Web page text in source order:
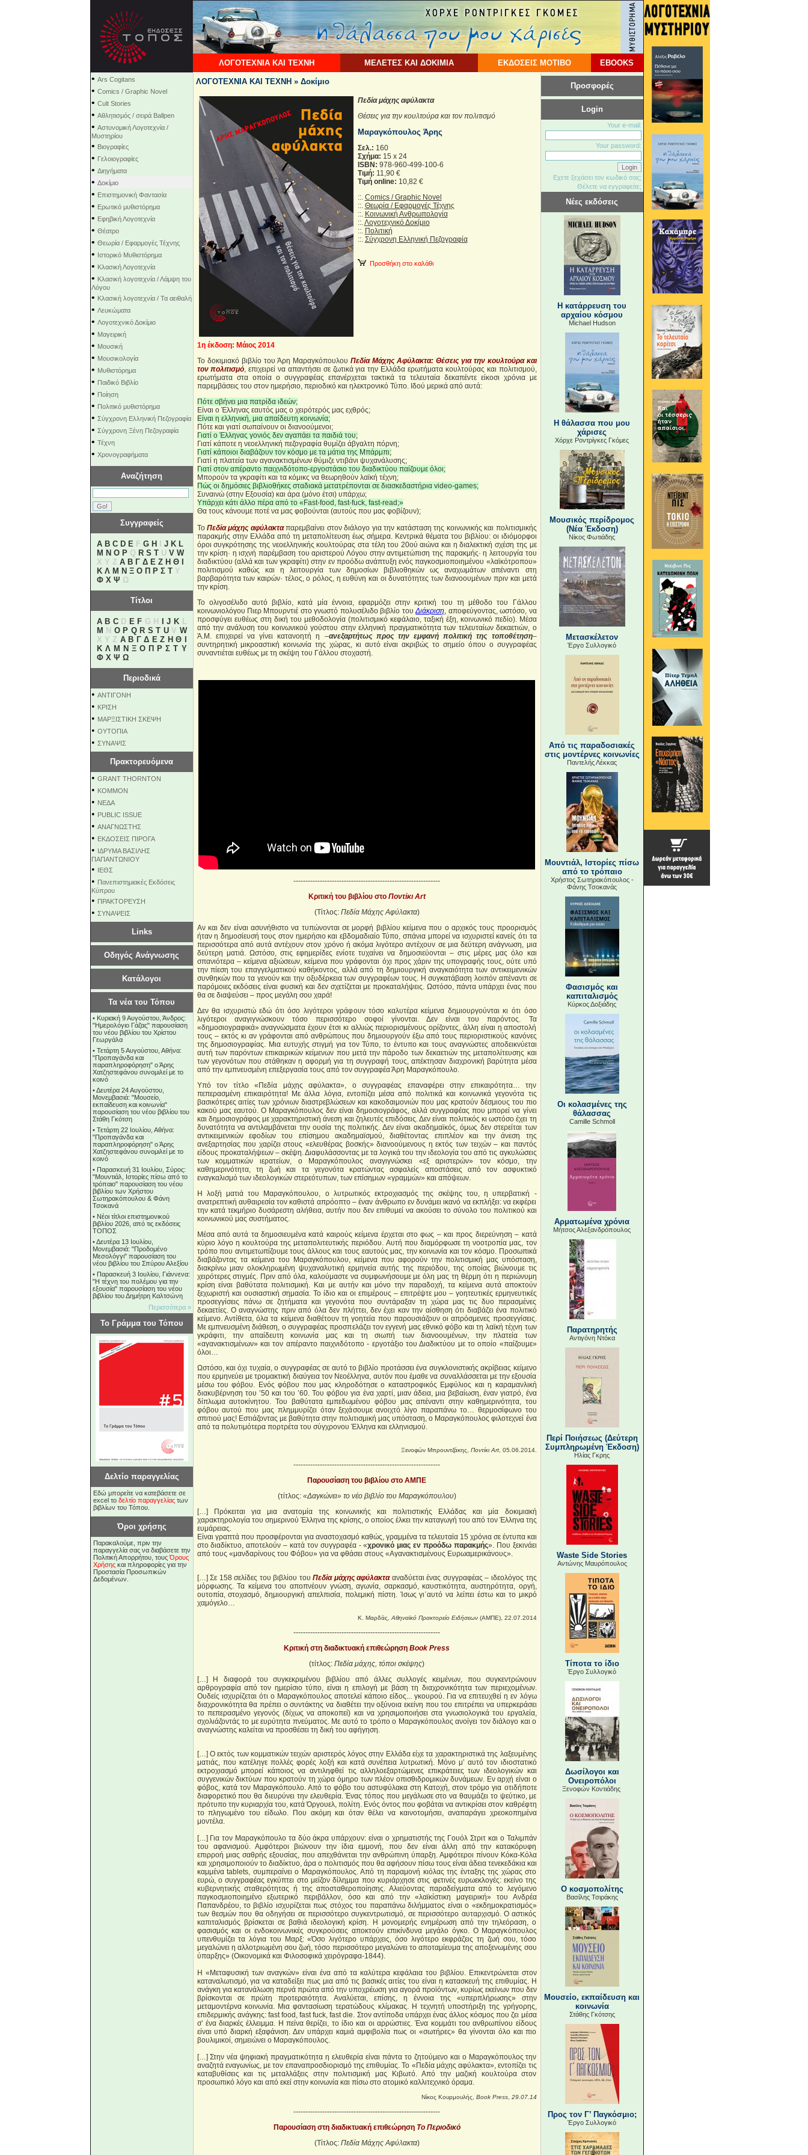
ΛΟΓΟΤΕΧΝΙΑ ΚΑΙ ΤΕΧΝΗ ΜΕΛΕΤΕΣ ΚΑΙ ΔΟΚΙΜΙΑ ΕΚΔΟΣΕΙΣ ΜΟΤΙΒΟ EBOOKS
• Ars Cogitans
• Comics / Graphic Novel
• Cult Stories
• Αθλητισμός / σειρά Ballpen
• Αστυνομική Λογοτεχνία /
Μυστηρίου
• Βιογραφίες
• Γελοιογραφίες
• Διηγήματα
• Δοκίμιο
• Επιστημονική Φαντασία
• Ερωτικό μυθιστόρημα
• Εφηβική Λογοτεχνία
• Θέατρο
• Θεωρία / Εφαρμογές Τέχνης
• Ιστορικό Μυθιστόρημα
• Κλασική Λογοτεχνία
• Κλασική λογοτεχνία / Λάμψη του
Λόγου
• Κλασική λογοτεχνία / Τα αειθαλή
• Λευκώματα
• Λογοτεχνικό Δοκίμιο
• Μαγειρική
• Μουσική
• Μουσικολογία
• Μυθιστόρημα
• Παιδικό Βιβλίο
• Ποίηση
• Πολιτικό μυθιστόρημα
• Σύγχρονη Ελληνική Πεζογραφία
• Σύγχρονη Ξένη Πεζογραφία
• Τέχνη
• Χρονογραφήματα
Αναζήτηση
Συγγραφείς
A B C D EF G H J K L
M N O PQ R S TU V W
X Y Z Α Β Γ Δ Ε Ζ Η Θ
Κ Λ Μ Ν Ξ Ο Π Ρ Σ ΤΥ
Φ Χ Ψ Ω
Τίτλοι
A B CD E F G H J KL
M N O P Q R S T UV W
X Y Z Α Β Γ Δ Ε Ζ Η Θ
Κ Λ Μ Ν Ξ Ο Π Ρ Σ Τ Υ
Φ Χ Ψ Ω
Περιοδικά
• ΑΝΤΙΓΟΝΗ
• ΚΡΙΣΗ
• ΜΑΡΞΙΣΤΙΚΗ ΣΚΕΨΗ
• ΟΥΤΟΠΙΑ
• ΣΥΝΑΨΙΣ
Πρακτορευόμενα
• GRANT THORNTON
• KOMMON
• NEΔΑ
• PUBLIC ISSUE
• ΑΝΑΓΝΩΣΤΗΣ
• ΕΚΔΟΣΕΙΣ ΠΙΡΟΓΑ
• ΙΔΡΥΜΑ ΒΑΣΙΛΗΣ
ΠΑΠΑΝΤΩΝΙΟΥ
• ΙΕΘΣ
• Πανεπιστημιακές Εκδόσεις
Κύπρου
• ΠΡΑΚΤΟΡΕΥΣΗ
• ΣΥΝΑΨΕΙΣ
Links
Οδηγός Ανάγνωσης
Κατάλογοι
Τα νέα του Τόπου
• Κυριακή 9 Αυγούστου, Άνδρος:
"Ημερολόγιο Γάζας" παρουσίαση
του νέου βιβλίου του Χρίστου
Γεωργάλα
• Τετάρτη 5 Αυγούστου, Αθήνα:
"Προπαγάνδα και
παραπληροφόρηση" ο Άρης
Χατζηστεφάνου συνομιλεί με το
κοινό
•Δευτέρα 24 Αυγούστου,
Μονεμβασιά: "Μουσείο,
εκπαίδευση και κοινωνία"
παρουσίαση του νέου βιβλίου του
Στάθη Γκότση
• Τετάρτη 22 Ιουλίου, Αθήνα:
"Προπαγάνδα και
παραπληροφόρηση" ο Άρης
Χατζηστεφάνου συνομιλεί με το
κοινό
• Παρασκευή 31 Ιουλίου, Σύρος:
"Μουντιάλ, Ιστορίες πίσω από το
τρόπαιο" παρουσίαση του νέου
βιβλίου των Χρήστου
Σωτηρακόπουλου & Φάνη
Τσοκανά
• Νέοι τίτλοι επιστημονικού
βιβλίου 2026, από τις εκδόσεις
ΤΟΠΟΣ
•Δευτέρα 13 Ιουλίου,
Μονεμβασιά: "Προδομένο
Μεσολόγγι" παρουσίαση του
νέου βιβλίου του Σπύρου Αλεξίου
• Παρασκευή 3 Ιουλίου, Γιάννενα:
"Η τέχνη του πολέμου για την
εξουσία" παρουσίαση του νέου
βιβλίου του Δημήτρη Καλτσώνη
Περισσότερα »
Το Γράμμα του Τόπου
Δελτίο παραγγελίας
Εδώ μπορείτε να κατεβάσετε σε
excel το δελτίο παραγγελίαςτων
βιβλίων του Τόπου.
Όροι χρήσης
Παρακαλούμε, πριν την
παραγγελία σας να διαβάσετε την
Πολιτική Απορρήτου, τουςΌρους
Χρήσηςκαι πληροφορίες για την
Προστασία Προσωπικών
Δεδομένων.
ΛΟΓΟΤΕΧΝΙΑ ΚΑΙ ΤΕΧΝΗ » Δοκίμιο
Πεδία μάχης αφύλακτα
Θέσεις για την κουλτούρα και τον πολιτισμό
Μαραγκόπουλος Άρης
Σελ.: 160
Σχήμα: 15 x 24
ISBN: 978-960-499-100-6
Τιμή: 11,90 €
Τιμή online: 10,82 €
::. Comics / Graphic Novel
::. Θεωρία / Εφαρμογές Τέχνης
::. Κοινωνική Ανθρωπολογία
::.Λογοτεχνικό Δοκίμιο
::. Πολιτική
::. Σύγχρονη Ελληνική Πεζογραφία
Προσθήκη στο καλάθι
1η έκδοση: Μάιος 2014
Το δοκιμιακό βιβλίο του Άρη Μαραγκόπουλου Πεδία Μάχης Αφύλακτα: Θέσεις για την κουλτούρα και
τον πολιτισμό, επιχειρεί να απαντήσει σε ζωτικά για την Ελλάδα ερωτήματα κουλτούρας και πολιτισμού,
ερωτήματα στα οποία ο συγγραφέας επανέρχεται τακτικά τα τελευταία δεκαπέντε είκοσι χρόνια με
παρεμβάσεις του στον ημερήσιο, περιοδικό και ηλεκτρονικό Τύπο. Ιδού μερικά από αυτά:
Πότε σβήνει μια πατρίδα ιδεών;
Είναι ο Έλληνας εαυτός μας ο χειρότερός μας εχθρός;
Eίναι η ελληνική, μια απαίδευτη κοινωνία;
Πότε και γιατί σωπαίνουν οι διανοούμενοι;
Γιατί ο Έλληνας γονιός δεν αγαπάει τα παιδιά του;
Γιατί κάποτε η νεοελληνική πεζογραφία θυμίζει άβγαλτη πόρνη;
Γιατί κάποιοι διαβάζουν τον κόσμο με τα μάτια της Μπάρμπι;
Γιατί η πλατεία των αγανακτισμένων θύμιζε ντιβάνι ψυχανάλυσης;
Γιατί στον απέραντο παιχνιδότοπο-εργοστάσιο του διαδικτύου παίζουμε όλοι;
Μπορούν τα γκραφίτι και τα κόμικς να θεωρηθούν λαϊκή τέχνη;
Πώς οι δημόσιες βιβλιοθήκες σταδιακά μετατρέπονται σε διασκεδαστήρια video-games;
Συναινώ (στην Εξουσία) και άρα (μόνο έτσι) υπάρχω;
Υπάρχει κάτι άλλο πέρα από το «Fast-food, fast-fuck, fast-read;»
Θα τους κάνουμε ποτέ να μας φοβούνται (αυτούς που μας φοβίζουν);
Το Πεδία μάχης αφύλακταπαρεμβαίνει στον διάλογο για την κατάσταση της κοινωνικής και πολιτισμικής
παρακμής στην Ελλάδα από τη μεταπολίτευση έως σήμερα. Κεντρικά θέματα του βιβλίου: οι ιδιόμορφοι
όροι συγκρότησης της νεοελληνικής κουλτούρας στα τέλη του 20ού αιώνα και η διαλεκτική σχέση της με
την κρίση· η ισχνή παρέμβαση του αριστερού Λόγου στην αντιμετώπιση της παρακμής· η λειτουργία του
διαδικτύου (αλλά και των γκραφίτι) στην εν προόδω ανάπτυξη ενός παγκοσμιοποιημένου «λαϊκότροπου»
πολιτισμού καθώς και η λειτουργία των δημοσίων βιβλιοθηκών ως αναχωμάτων απέναντι στη
βαρβαρότητα των καιρών· τέλος, ο ρόλος, η ευθύνη και οι δυνατότητες των διανοουμένων πριν και μετά
την κρίση.
Το ολιγοσέλιδο αυτό βιβλίο, κατά μία έννοια, εφαρμόζει στην κριτική του τη μέθοδο του Γάλλου
κοινωνιολόγου Πιερ Μπουρντιέ στο γνωστό πολυσέλιδο βιβλίο τουΔιάκριση, αποφεύγοντας, ωστόσο, να
προσφύγει ευθέως στη δική του μεθοδολογία (πολιτισμικό κεφάλαιο, ταξική έξη, κοινωνικό πεδίο). Μέσα
από την ανάλυση του κοινωνικού γούστου στην ελληνική πραγματικότητα των τελευταίων δεκαετιών, ο
Ά.Μ. επιχειρεί να γίνει κατανοητή η –ανεξαρτήτως προς την εμφανή πολιτική της τοποθέτηση–
συντηρητική μικροαστική κοινωνία της χώρας, κι αυτό είναι ακριβώς το σημείο όπου ο συγγραφέας
συναντιέται ευθέως με τη σκέψη του Γάλλου στοχαστή.
-------------------------------------------------------------
Κριτική του βιβλίου στο Ποντίκι Art
(Τίτλος: Πεδία Μάχης Αφύλακτα)
Αν και δεν είναι ασυνήθιστο να τυπώνονται σε μορφή βιβλίου κείμενα που ο αρχικός τους προορισμός
ήταν η δημοσίευσή τους στον ημερήσιο και εβδομαδιαίο Τύπο, σπάνια μπορεί να ισχυριστεί κανείς ότι τα
περισσότερα από αυτά αντέχουν στον χρόνο ή ακόμα λιγότερο αντέχουν σε μια δεύτερη ανάγνωση, μια
δεύτερη ματιά. Ωστόσο, στις εφημερίδες ενίοτε τυχαίνει να δημοσιεύονται – στις μέρες μας όλο και
σπανιότερα – κείμενα αξιώσεων, κείμενα που γράφονται όχι προς χάριν της υπογραφής τους, ούτε υπό
την πίεση του επαγγελματικού καθήκοντος, αλλά από τη δημιουργική αναγκαιότητα των αντικειμενικών
συνθηκών που τα γενούν και την οξυδέρκεια των συγγραφέων τους. Η συγκατάβαση λοιπόν απέναντι σε
παρόμοιες εκδόσεις είναι φυσική και δεν σχετίζεται με προκαταλήψεις. Ωστόσο, πάντα υπάρχει ένας που
θα σε διαψεύσει – προς μεγάλη σου χαρά!
Δεν θα ισχυριστώ εδώ ότι όσο λιγότεροι γράφουν τόσο καλυτέρα κείμενα δημιουργούνται κι ότι όσο
λιγότεροι αναγιγνώσκουν τόσο περισσότερο σοφοί γίνονται. Δεν είναι του παρόντος. Τα
«δημοσιογραφικά» αναγνώσματα έχουν έτσι κι αλλιώς περιορισμένους ορίζοντες, άλλη είναι η αποστολή
τους – εκτός κι αν γράφονται από ανθρώπους που δημιουργούν έξω από τους περιοριστικούς κανόνες
της δημοσιογραφίας. Μια ευτυχής στιγμή για τον Τύπο, το έντυπο και τους αναγνώστες αποδεικνύεται
αυτή των παρόντων επικαιρικών κείμενων που μετά την πάροδο των δεκαετιών της μεταπολίτευσης και
των γεγονότων που στάθηκαν η αφορμή για τη συγγραφή τους, απέκτησαν διαχρονική βαρύτητα μέσα
από την εμπνευσμένη επεξεργασία τους από τον συγγραφέα Άρη Μαραγκόπουλο.
Υπό τον τίτλο «Πεδία μάχης αφύλακτα», ο συγγραφέας επαναφέρει στην επικαιρότητα… την
πεπερασμένη επικαιρότητα! Με άλλα λόγια, εντοπίζει μέσα από πολιτικά και κοινωνικά γεγονότα τις
βασικότερες αιτίες των χρόνιων διαστρεβλώσεων και κακοδαιμονιών που μας κρατούν δέσμιους του πιο
κακού μας εαυτού. Ο Μαραγκόπουλος δεν είναι δημοσιογράφος, αλλά συγγραφέας που μπορεί να γίνει
και δημοσιογράφος με χαρακτηριστική άνεση και ζηλευτές επιδόσεις. Δεν είναι πολιτικός κι ωστόσο έχει τη
δυνατότητα να αντιλαμβάνεται την ουσία της πολιτικής. Δεν είναι ακαδημαϊκός, όμως δεν στερείται των
αντικειμενικών εφοδίων του επίσημου ακαδημαϊσμού, διαθέτοντας επιπλέον και την άνεση της
ανεξαρτησίας που χαρίζει στους «ελευθέρας βοσκής» διανοούμενους η εκτός των τειχών – και παντός
είδους προκαταλήψεων – σκέψη. Διαφυλάσσοντας με τα λογικά του την ιδεολογία του από τις αγκυλώσεις
των κομματικών ιερατείων, ο Μαραγκόπουλος αναγιγνώσκει «εξ αριστερών» τον κόσμο, την
καθημερινότητα, τη ζωή και τα γεγονότα κρατώντας ασφαλείς αποστάσεις από τον ασφυκτικό
εναγκαλισμό των ιδεολογικών στερεότυπων, των επίσημων «γραμμών» και απόψεων.
Η λοξή ματιά του Μαραγκόπουλου, ο λυτρωτικός εκτροχιασμός της σκέψης του, η υπερβατική -
ανατρεπτική αυθαιρεσία τον καθιστά απρόοπτο – έναν άνθρωπο εν δυνάμει ικανό να εκπλήξει: να εκφέρει
την κατά τεκμήριο δυσάρεστη αλήθεια, αυτήν που δεν επιθυμεί να ακούσει το σύνολο του πολιτικού και
κοινωνικού μας συστήματος.
Μέσα από αυτά τα δημοσιευμένα κατά καιρούς κείμενα έρχεται στο φως – και προς διερεύνηση – κατά
κύριο λόγο η κουλτούρα της μεταπολιτευτικής περιόδου. Αυτή που διαμόρφωσε τη νοοτροπία μας, τον
τρόπο που αντιμετωπίζουμε τους άλλους και τους εαυτούς μας, την κοινωνία και τον κόσμο. Προσωπικά
διαβάζοντας τα κείμενα του Μαραγκόπουλου, κείμενα που αφορούν την πολιτισμική μας υπόσταση,
διακρίνω μιαν ολοκληρωμένη ψυχαναλυτική ερμηνεία αυτής της περιόδου, της οποίας βιώνουμε τις
χειρότερες στιγμές. Πριν από όλα, καλούμαστε να συμφωνήσουμε με όλη μας τη θέρμη ότι η περιώνυμη
κρίση είναι βαθύτατα πολιτισμική. Και με αυτήν και μόνο την παραδοχή, τα κείμενα αυτά αποκτούν
ξεχωριστή και ουσιαστική σημασία. Το ίδιο και οι επιμέρους – επιτρέψτε μου – γοητευτικές ερμηνευτικές
προσεγγίσεις πάνω σε ζητήματα και γεγονότα που συντάραξαν τη χώρα μας τις δυο περασμένες
δεκαετίες. Ο αναγνώστης πριν από όλα δεν πλήττει, δεν έχει καν την αίσθηση ότι διαβάζει ένα πολιτικό
κείμενο. Αντίθετα, όλα τα κείμενα διαθέτουν τη γοητεία που παρουσιάζουν οι απρόσμενες προσεγγίσεις.
Με εμπνευσμένη διάθεση, ο συγγραφέας προσπελάζει τον εγγενή μας εθνικό φόβο και τη λαϊκή τέχνη των
γκράφιτι, την απαίδευτη κοινωνία μας και τη σιωπή των διανοουμένων, την πλατεία των
«αγανακτισμένων» και τον απέραντο παιχνιδότοπο - εργοτάξιο του Διαδικτύου με το οποίο «παίζουμε»
όλοι…
Ωστόσο, και όχι τυχαία, ο συγγραφέας σε αυτό το βιβλίο προτάσσει ένα συγκλονιστικής ακρίβειας κείμενο
που ερμηνεύει με τρομακτική διαύγεια τον Νεοέλληνα, αυτόν που έμαθε να συναλλάσσεται με την εξουσία
μέσω του φόβου. Ενός φόβου που μας κληροδότησε ο καταστροφικός Εμφύλιος και η καραμανλική
διακυβέρνηση του ’50 και του ’60. Του φόβου για ένα χαρτί, μιαν άδεια, μια βεβαίωση, έναν γιατρό, ένα
δίπλωμα αυτοκίνητου. Του βαθύτατα εμπεδωμένου φόβου μας απέναντι στην καθημερινότητα, του
φόβου αυτού που μας πλημμυρίζει όταν ξεχάσουμε ανοιχτό λίγο παραπάνω το… θερμοσίφωνο του
σπιτιού μας! Εστιάζοντας με βαθύτητα στην πολιτισμική μας υπόσταση, ο Μαραγκόπουλος φιλοτεχνεί ένα
από τα πολυτιμότερα πορτρέτα του σύγχρονου Έλληνα και ελληνισμού.
Ξενοφών Μπρουντζάκης, Ποντίκι Art, 05.06.2014.
-------------------------------------------------------------
Παρουσίαση του βιβλίου στο ΑΜΠΕ
(τίτλος: «Δαγκώνει» το νέο βιβλίο του Μαραγκόπουλου)
[…] Πρόκειται για μια ανατομία της κοινωνικής και πολιτιστικής Ελλάδας και μία δοκιμιακή
χαρακτηρολογία του σημερινού Έλληνα της κρίσης, ο οποίος έλκει την καταγωγή του από τον Έλληνα της
ευμάρειας.
Είναι γραπτά που προσφέρονται για αναστοχασμό καθώς, γραμμένα τα τελευταία 15 χρόνια σε έντυπα και
στο διαδίκτυο, αποτελούν – κατά τον συγγραφέα - «χρονικό μιας εν προόδω παρακμής». Που ξεκινάει
από τους «μανδαρίνους του Φόβου» για να φθάσει στους «Αγανακτισμένους Ευρωαμερικάνους».
[…] Σε 158 σελίδες του βιβλίου τουΠεδία μάχης αφύλακτααναδύεται ένας συγγραφέας – ιδεολόγος της
μόρφωσης. Τα κείμενα του αποπνέουν γνώση, αγωνία, σαρκασμό, καυστικότητα, αυστηρότητα, οργή,
ουτοπία, στοχασμό, δημιουργική απελπισία, πολεμική πίστη. Ίσως γι΄αυτό να λείπει έστω και το μικρό
χαμόγελο…
Κ. Μαρδάς, Αθηναϊκό Πρακτορείο Ειδήσεων (ΑΜΠΕ), 22.07.2014
-------------------------------------------------------------
Κριτική στη διαδικτυακή επιθεώρηση Book Press
(τίτλος: Πεδία μάχης, τόποι σκέψης)
[…] Η διαφορά του συγκεκριμένου βιβλίου από άλλες συλλογές κειμένων, που συγκεντρώνουν
αρθρογραφία από τον ημερίσιο τύπο, είναι η επιλογή με βάση τη διαχρονικότητα των περιεχομένων.
Ουδείς ισχυρίζεται ότι ο Μαραγκόπουλος αποτελεί κάποιο είδος... γκουρού. Για να επιτευχθεί η εν λόγω
διαχρονικότητα θα πρέπει ο συντάκτης να διαθέτει την οξύνoια εκείνη που του επιτρέπει να υπερκεράσει
το πεπερασμένο γεγονός (δίχως να αποκοπεί) και να χρησιμοποιήσει στα γνωσιολογικά του εργαλεία,
σχολιάζοντάς το με ευρύτητα πνεύματος. Με αυτό το τρόπο ο Μαραγκόπουλος ανοίγει τον διάλογο και ο
αναγνώστης καλείται να προσθέσει τη δική του αφήγηση.
[…] Ο εκτός των κομματικών τειχών αριστερός λόγος στην Ελλάδα είχε τα χαρακτηριστικά της λαξευμένης
ματιάς, που κατέληγε πολλές φορές λοξή και κατά συνέπεια λυτρωτική. Μόνο μ’ αυτό τον ιδιοστατικό
εκτροχιασμό μπορεί κάποιος να αντιληφθεί τις αλληλοεξαρτώμενες επικράτειες των ιδεολογικών και
συγγενικών δικτύων που κρατούν τη χώρα όμηρο των πλέον οπισθιδρομικών δυνάμεων. Εν αρχή είναι ο
φόβος, κατά τον Μαραγκόπουλο. Από το φόβο του αστυφύλακα στη Κατοχή, στον τρόμο για οτιδήποτε
διαφορετικό που θα διευρύνει την ελευθερία. Ένας τόπος που μεγάλωσε στο να θαυμάζει το ψεύτικο, με
πρότυπο την κυριαρχία του, κατά Όργουελ, πολίτη. Ενός όντος που φοβάται να αντικρίσει στον καθρέφτη
το πληγωμένο του είδωλο. Που ακόμη και όταν θέλει να καινοτομήσει, αναπαράγει χρεοκοπημένα
μοντέλα.
[…] Για τον Μαραγκόπουλο τα δύο άκρα υπάρχουν: είναι ο χρηματιστής της Γουόλ Στριτ και ο Ταλιμπάν
του αφανισμού. Αμφότεροι βιώνουν την ίδια εμμονή, που δεν είναι άλλη από την κατακόρυφη
επιρροή μιας σαθρής εξουσίας, που απεχθάνεται την ανθρώπινη ύπαρξη. Αμφότεροι πίνουν Κόκα-Κόλα
και χρησιμοποιούν το διαδίκτυο, άρα ο πολιτισμός που θα αφήσουν πίσω τους είναι άδεια τενεκεδάκια και
καμμένα tablets, συμπεραίνει ο Μαραγκόπουλος. Από τη παραμονή κιόλας της ένταξης της χώρας στο
ευρώ, ο συγγραφέας εγκύπτει στο μείζον δίλημμα που κυριάρχησε στις φετινές ευρωεκλογές: εκείνο της
κυβερνητικής σταθερότητας ή της αποσταθεροποίησης. Αλιεύοντας παραδείγματα από το λεγόμενο
παγκοσμιοποιημένο εξωτερικό περιβάλλον, όσο και από την «λαϊκίστικη μαγειρική» του Ανδρέα
Παπανδρέου, το βιβλίο ισχυρίζεται πως στόχος του παραπάνω διλήμματος είναι ο «εκδημοκρατισμός»
των θεσμών που θα οδηγήσει σε περισσότερο συγκεντρωτισμό, σε περισσότερο αυταρχισμό. Ο αστικός
καπιταλισμός βρίσκεται σε βαθιά ιδεολογική κρίση. Η μονομερής ενημέρωση από την τηλεόραση, ο
φασισμός και οι ενδοκοινωνικές συγκρούσεις αποκτούν επικίνδυνα μεγάλο όγκο. Ο Μαραγκόπουλος
υπενθυμίζει τα λόγια του Μαρξ: «Όσο λιγότερο υπάρχεις, όσο λιγότερο εκφράζεις τη ζωή σου, τόσο
μεγαλώνει η αλλοτριωμένη σου ζωή, τόσο περισσότερο μεγαλώνει το αποταμίευμα της αποξενωμένης σου
ύπαρξης» (Οικονομικά και Φιλοσοφικά χειρόγραφα-1844).
Η «Μεταφυσική των αναγκών» είναι ένα από τα καλύτερα κεφάλαια του βιβλίου. Επικεντρώνεται στον
καταναλωτισμό, για να καταδείξει πως μια από τις βασικές αιτίες του είναι η κατασκευή της επιθυμίας. Η
ανάγκη για κατανάλωση περνά πρώτα από την υποχρέωση για αγορά προϊόντων, κυρίως εκείνων που δεν
βρίσκονται σε πρώτη προτεραιότητα. Αναλύεται, επίσης, η έννοια της «υπερπλήρωσης» στην
μεταμοντέρνα κοινωνία. Μια φαντασίωση τερατώδους κλίμακας. Η τεχνητή υποστήριξη της γρήγορης,
επιδερμικής ανάγκης: fast food, fast fuck, fast die. Στον αντίποδα υπάρχει ένας άλλος κόσμος που ζει μέσα
σ’ ένα διαρκές έλλειμμα. Η πείνα θερίζει, το ίδιο και οι αρρώστιες. Ένα κομμάτι του ανθρωπίνου είδους
είναι υπό διαρκή εξαφάνιση. Δεν υπάρχει καμιά αμφιβολία πως οι «σωτήρες» θα γίνονται όλο και πιο
βουλιμικοί, σημειώνει ο Μαραγκόπουλος.
[…] Στην νέα ψηφιακή πραγματικότητα η ελευθερία είναι πάντα το ζητούμενο και ο Μαραγκόπουλος την
αναζητά εναγωνίως, με τον επαναπροσδιορισμό της επιθυμίας. Το «Πεδία μάχης αφύλακτα», εντοπίζει τις
καταβυθίσεις και τις μεταλλάξεις στην πολιτισμική μας Κιβωτό. Από την μαζική κουλτούρα στον
προσωπικό λόγο και από εκεί στην κοινωνία και πίσω στο ατομικό καλλιτεχνικό όραμα.
Νίκος Κουρμουλής, Book Press, 29.07.14
-------------------------------------------------------------
Παρουσίαση στη διαδικτυακή επιθεώρηση Το Περιοδικό
(Τίτλος: Πεδία Μάχης Αφύλακτα)
Προσφορές
Login
Your e-mail:
Your password:
Εχετε ξεχάσει τον κωδικό σας;
Θέλετε να εγγραφείτε;
Νέες εκδόσεις
Η κατάρρευση του
αρχαίου κόσμου
Michael Hudson
Η θάλασσα που μου
χάρισες
Χόρχε Ροντρίγκες Γκόμες
Μουσικός περίδρομος
(Νέα Έκδοση)
Νίκος Φωτιάδης
Μετασκέλετον
Έργο Συλλογικό
Από τις παραδοσιακές
στις μοντέρνες κοινωνίες
Παντελής Λέκκας
Μουντιάλ, Ιστορίες πίσω
από το τρόπαιο
Χρήστος Σωτηρακόπουλος -
Φάνης Τσοκανάς
Φασισμός και
καπιταλισμός
Κύρκος Δοξιάδης
Οι κολασμένες της
θάλασσας
Camille Schmoll
Αρματωμένα χρόνια
Μήτσος Αλεξανδρόπουλος
Παρατηρητής
Αντιγόνη Ντόκα
Περί Ποιήσεως (Δεύτερη
Συμπληρωμένη Έκδοση)
Ηλίας Γκρης
Waste Side Stories
Αντώνης Μαυρόπουλος
Τίποτα το ίδιο
Έργο Συλλογικό
Δωσίλογοι και
Ονειροπόλοι
Ξενοφών Κοντιάδης
Ο κοσμοπολίτης
Βασίλης Τσιράκης
Μουσείο, εκπαίδευση και
κοινωνία
Στάθης Γκότσης
Προς τον Γ’ Παγκόσμιο;
Έργο Συλλογικό